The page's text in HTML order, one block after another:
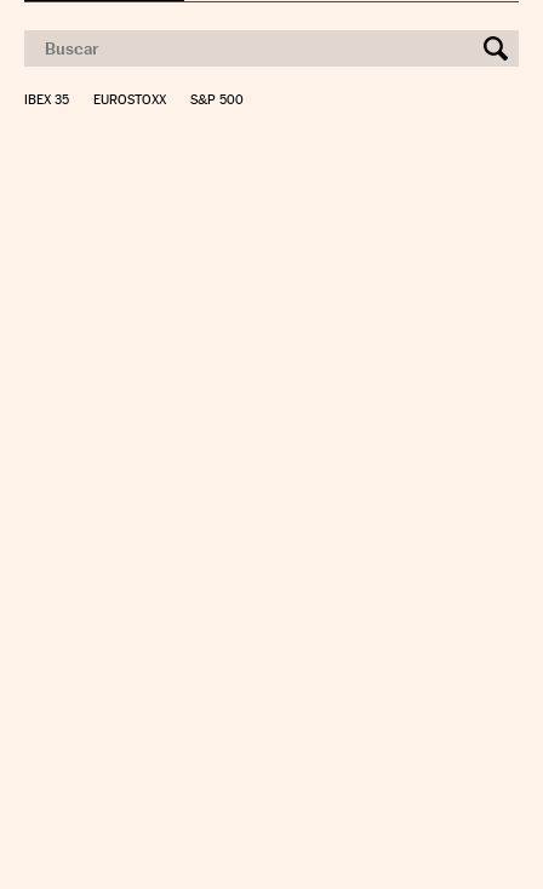
IBEX 35 EUROSTOXX S&P 500